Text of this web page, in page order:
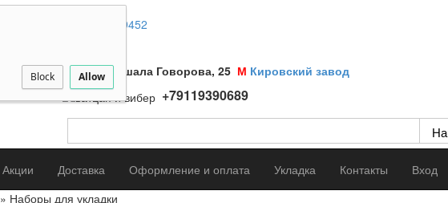
Block Allow
+7(921)9669452
улица Маршала Говорова, 25 М Кировский завод
+79119390689
Акции Доставка Оформление и оплата Укладка Контакты
Вход
» Наборы для укладки